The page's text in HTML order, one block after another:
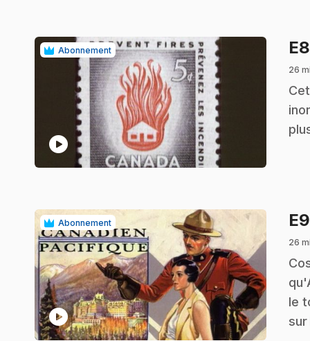
Abonnement
play_circle
E8
26
.
Abonnement
play_circle
E9
26
.
le
sur